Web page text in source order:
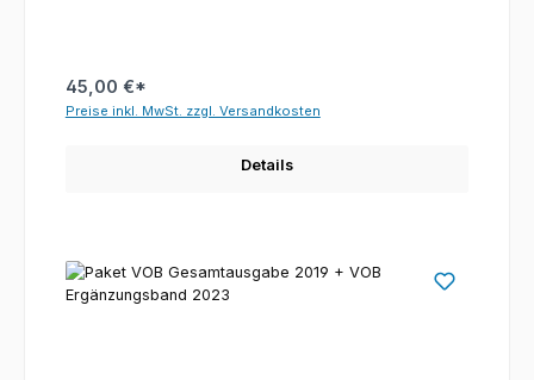
45,00 €*
Preise inkl. MwSt. zzgl. Versandkosten
Details